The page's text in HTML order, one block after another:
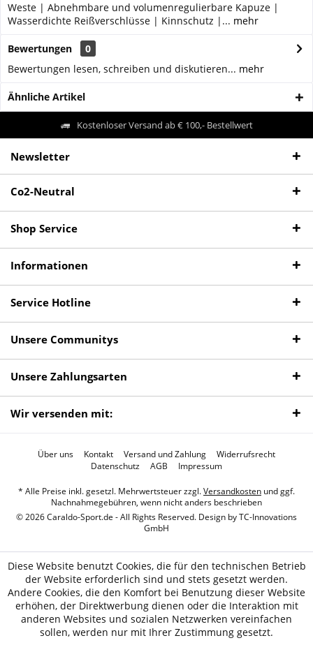
Weste | Abnehmbare und volumenregulierbare Kapuze |
Wasserdichte Reißverschlüsse | Kinnschutz |... mehr
Bewertungen
0
Bewertungen lesen, schreiben und diskutieren... mehr
Ähnliche Artikel
Kostenloser Versand ab € 100,- Bestellwert
Newsletter
Co2-Neutral
Shop Service
Informationen
Service Hotline
Unsere Communitys
Unsere Zahlungsarten
Wir versenden mit:
Über uns Kontakt Versand und Zahlung
Widerrufsrecht
Datenschutz
AGB Impressum
* Alle Preise inkl. gesetzl. Mehrwertsteuer zzgl.Versandkosten und ggf.
Nachnahmegebühren, wenn nicht anders beschrieben
© 2026 Caraldo-Sport.de - All Rights Reserved. Design byTC-Innovations
GmbH
Diese Website benutzt Cookies, die für den technischen Betrieb
der Website erforderlich sind und stets gesetzt werden.
Andere Cookies, die den Komfort bei Benutzung dieser Website
erhöhen, der Direktwerbung dienen oder die Interaktion mit
anderen Websites und sozialen Netzwerken vereinfachen
sollen, werden nur mit Ihrer Zustimmung gesetzt.